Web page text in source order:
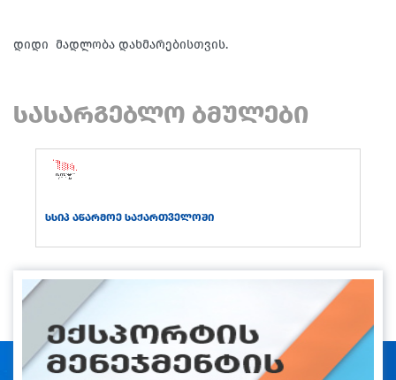
დიდი მადლობა დახმარებისთვის.
სასარგებლო ბმულები
სსიპ აწარმოე საქართველოში